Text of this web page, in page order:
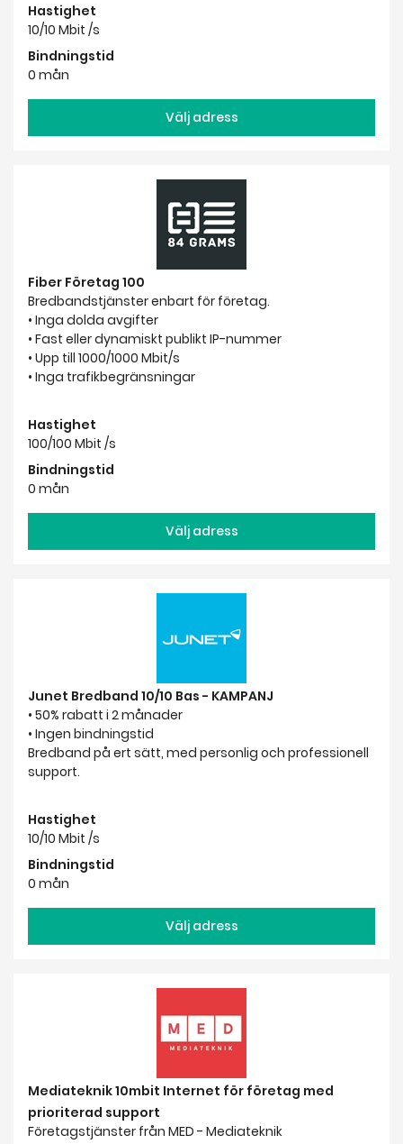
Hastighet
10/10 Mbit /s
Bindningstid
0 mån
Välj adress
Fiber Företag 100
Bredbandstjänster enbart för företag.
• Inga dolda avgifter
• Fast eller dynamiskt publikt IP-nummer
• Upp till 1000/1000 Mbit/s
• Inga trafikbegränsningar
Hastighet
100/100 Mbit /s
Bindningstid
0 mån
Välj adress
Junet Bredband 10/10 Bas - KAMPANJ
• 50% rabatt i 2 månader
• Ingen bindningstid
Bredband på ert sätt, med personlig och professionell
support.
Hastighet
10/10 Mbit /s
Bindningstid
0 mån
Välj adress
Mediateknik 10mbit Internet för företag med
prioriterad support
Företagstjänster från MED - Mediateknik